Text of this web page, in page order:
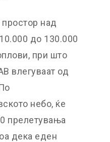
над
до 130.000
при што
влегуваат од
небо, ќе
прелетувања
дека еден